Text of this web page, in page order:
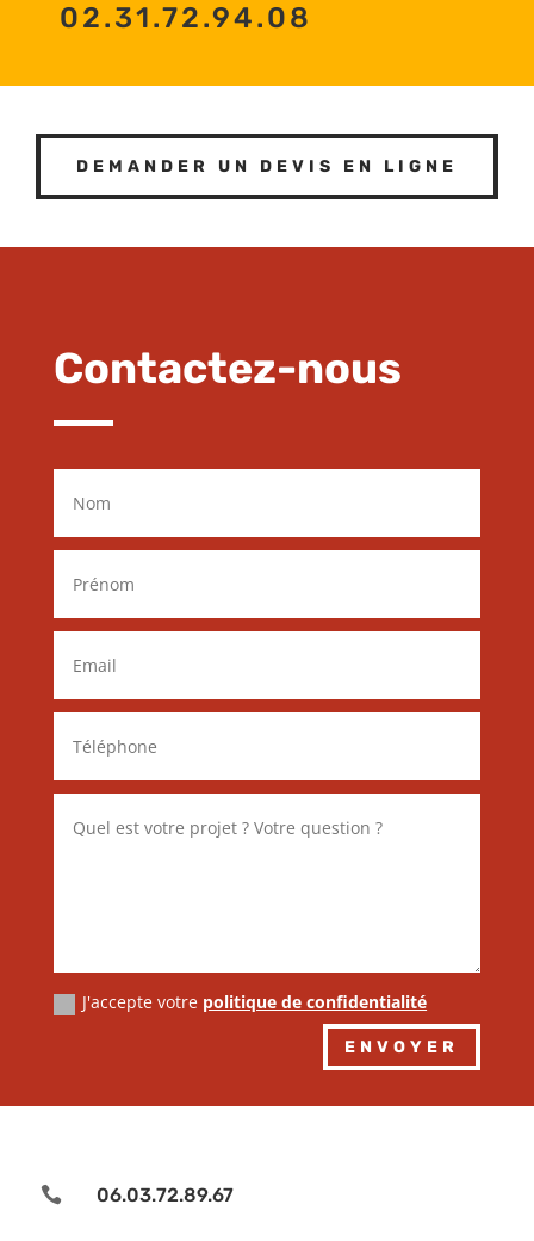
02.31.72.94.08
DEMANDER UN DEVIS EN LIGNE
Contactez-nous
J'accepte votre politique de confidentialité
ENVOYER
 06.03.72.89.67